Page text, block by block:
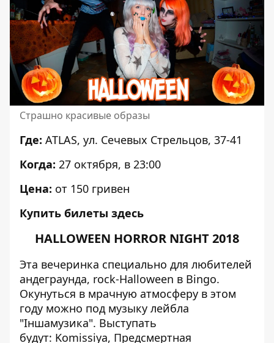
Страшно красивые образы
Где: ATLAS, ул. Сечевых Стрельцов, 37-41
Когда: 27 октября, в 23:00
Цена: от 150 гривен
Купить билеты здесь
HALLOWEEN HORROR NIGHT 2018
Эта вечеринка специально для любителей
андеграунда, rock-Halloween в Bingo.
Окунуться в мрачную атмосферу в этом
году можно под музыку лейбла
"Іншамузика". Выступать
будут: Komissiya, Предсмертная